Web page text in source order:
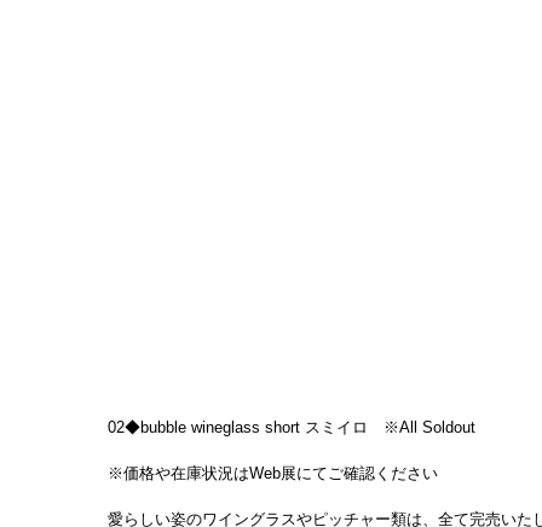
02◆bubble wineglass short スミイロ　※All Soldout
※価格や在庫状況はWeb展にてご確認ください
愛らしい姿のワイングラスやピッチャー類は、全て完売い